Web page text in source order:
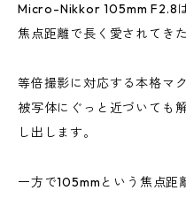
Micro-Nikkor 105mm F2.8
焦点距離で長く愛されてき
等倍撮影に対応する本格マク
被写体にぐっと近づいても
し出します。
一方で105mmという焦点距